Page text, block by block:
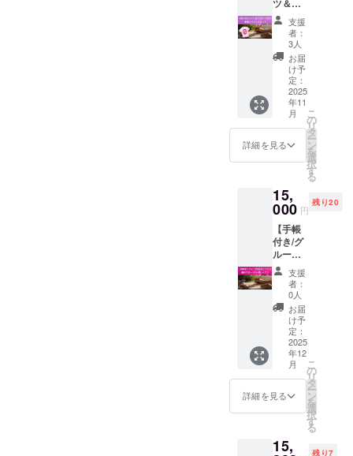
なス
タート
のタイ
ミング
から使
うのが
おすす
め♪ あ
なたの
内側と
深くつ
ながる
香り体
ひご一
緒に楽
しみま
しょ
う！ ☆
星と香
りの癒
し手帳1
冊つき
（B6／
224ペー
ジ予定/
カバー
色オレ
ンジ系
統） ☆
オープ
ン
チャッ
案内＆
ません
か？
ワーク
ショッ
プで
は、
2026年
に向け
た “風の
り。 年
末から
かけて
のあな
たに、
ふんわ
り優し
い「風
の魔
法」が
寄り
添って
くれま
空気を
入れ替
えて、
言葉に
して、
未来を
ひらく
── そん
な双子
座のギ
「あな
たのホ
ロス
コープ
から読
み解い
た2026
年の
テー
マ」や
の動き
（木星
牡羊座
な
ど）」
をベー
スに、
星アロ
マライ
フのメ
ンバー
と一緒
に特別
調合し
た“未来
サポー
す。 使
うたび
がふ
わっと
ム」な
ど、 毎
回テー
マが変
わる人
気の
ワーク
ショッ
プ！ 精
油に触
香りを
調合し
の自分
に必要
な癒
し”を形
にして
みませ
んか？
セット
内容 ・
2026年
版【星
と香り
の癒し
手帳】
（B6／
定） ・
アロマ
ク
ン品の
送付は
ありま
せん
が、 プ
ロジェ
クトを
一緒に
育てて
くださ
る“あな
た”の存
りま
す。 い
たご支
援は、
手帳制
作と皆
さんと
の2026
年の創
造に 大
切に使
わせて
いただ
きま
まれる
もの
心をこ
の ・
2026年
版【星
と香り
の癒し
手帳】
×3冊
（B6サ
イズ・
224P予
定） ・
心を込
セー
ジ】 ク
ラファ
ン限
定・超
お得な3
冊セッ
トです
1冊あた
り 約
3,667
円！ 通
常価格
（5,000
円×3冊
＝
15,000
4,000円
プレー
付き】
手帳ス
ペシャ
ルセッ
なたの
星座を
「まと
う・香
る・書
き出
す」贅
ト！／
星アロ
マライ
フか
ら、T
シャツ
＆スプ
レーの
セット
が登場♪
このリ
ターン
では、
星座ご
とにデ
ザイン
された
と 12星
支援
者：
3人
お届
け予
定：
2025
年11
月
詳細を見る
こ
の
リ
タ
ー
ン
を
選
択
す
る
15,
000 円
残り20
【手帳
付き/グ
ループ
交流/オ
ンライ
ン】 週
末サ
ポート
1ヶ月
レッス
ン 〜星
と香り
で、わ
たしを
癒す時
間づく
格：
支援
者：
0人
お届
け予
定：
2025
年12
月
詳細を見る
こ
の
リ
タ
ー
ン
を
選
択
す
る
15, 残り7